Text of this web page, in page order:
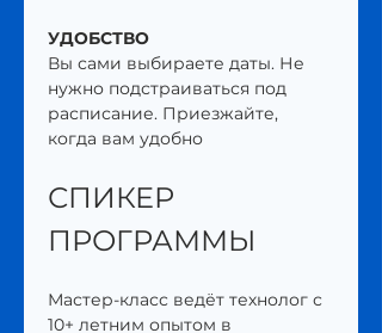
УДОБСТВО
Вы сами выбираете даты. Не
нужно подстраиваться под
расписание. Приезжайте,
когда вам удобно
СПИКЕР
ПРОГРАММЫ
Мастер-класс ведёт технолог с
10+ летним опытом в